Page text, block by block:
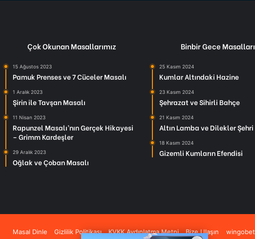
Çok Okunan Masallarımız
15 Ağustos 2023
Pamuk Prenses ve 7 Cüceler Masalı
1 Aralık 2023
Şirin ile Tavşan Masalı
11 Nisan 2023
Rapunzel Masalı’nın Gerçek Hikayesi
– Grimm Kardeşler
29 Aralık 2023
Oğlak ve Çoban Masalı
Binbir Gece Masalları
25 Kasım 2024
Kumlar Altındaki Hazine
23 Kasım 2024
Şehrazat ve Sihirli Bahçe
21 Kasım 2024
Altın Lamba ve Dilekler Şehri
18 Kasım 2024
Gizemli Kumların Efendisi
wingobet
Masal Dinle Gizlilik Politikası KVKK Aydınlatma Metni Bize Ulaşın